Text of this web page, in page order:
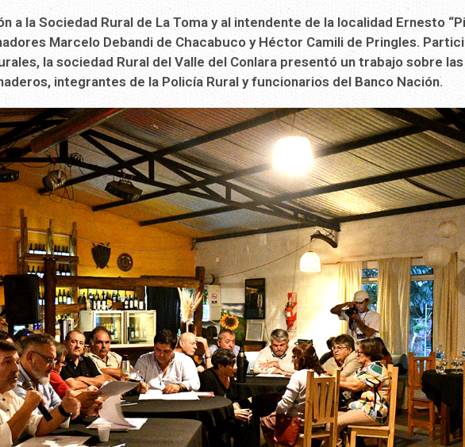
a la Sociedad Rural de La Toma y al intendente de la localidad Ernesto
Marcelo Debandi de Chacabuco y Héctor Camili de Pringles.
la sociedad Rural del Valle del Conlara presentó un trabajo sobre las
integrantes de la Policía Rural y funcionarios del Banco Nación.